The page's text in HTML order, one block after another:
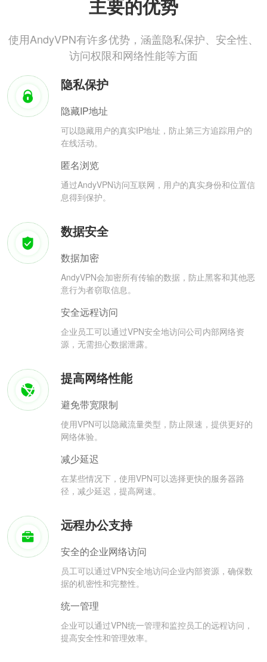
主要的优势
使用AndyVPN有许多优势，涵盖隐私保护、安全性、
访问权限和网络性能等方面
隐私保护
隐藏IP地址
可以隐藏用户的真实IP地址，防止第三方追踪用户的
在线活动。
匿名浏览
通过AndyVPN访问互联网，用户的真实身份和位置信
息得到保护。
数据安全
数据加密
AndyVPN会加密所有传输的数据，防止黑客和其他恶
意行为者窃取信息。
安全远程访问
企业员工可以通过VPN安全地访问公司内部网络资
源，无需担心数据泄露。
提高网络性能
避免带宽限制
使用VPN可以隐藏流量类型，防止限速，提供更好的
网络体验。
减少延迟
在某些情况下，使用VPN可以选择更快的服务器路
径，减少延迟，提高网速。
远程办公支持
安全的企业网络访问
员工可以通过VPN安全地访问企业内部资源，确保数
据的机密性和完整性。
统一管理
企业可以通过VPN统一管理和监控员工的远程访问，
提高安全性和管理效率。